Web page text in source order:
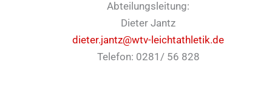
Abteilungsleitung:
Dieter Jantz
dieter.jantz@wtv-leichtathletik.de
Telefon: 0281/ 56 828